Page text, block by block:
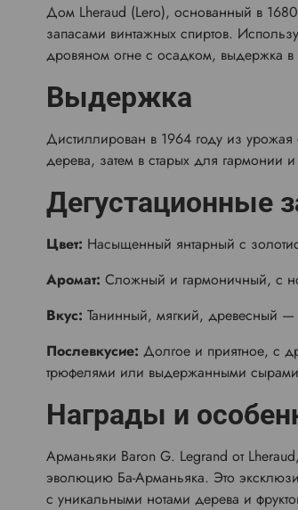
Дом Lheraud (Lero), основанный в
запасами винтажных спиртов.
дровяном огне с осадком, выдержка в
Выдержка
Дистиллирован в 1964 году из
дерева, затем в старых для гармонии
Дегустационные
Цвет: Насыщенный янтарный с
Аромат: Сложный и гармоничный, с
Вкус: Танинный, мягкий, древесный —
Послевкусие: Долгое и приятное, с
трюфелями или выдержанными
Награды и
Арманьяки Baron G. Legrand от
эволюцию Ба-Арманьяка. Это
с уникальными нотами дерева и